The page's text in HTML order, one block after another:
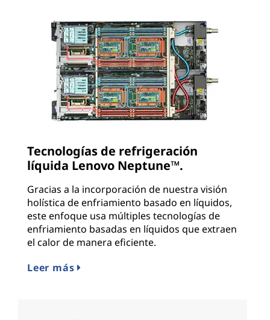
Tecnologías de refrigeración
líquida Lenovo Neptune™.
Gracias a la incorporación de nuestra visión
holística de enfriamiento basado en líquidos,
este enfoque usa múltiples tecnologías de
enfriamiento basadas en líquidos que extraen
el calor de manera eficiente.
Leer más